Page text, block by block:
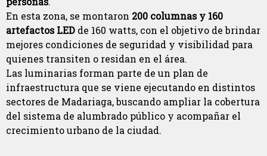
En esta zona, se montaron 200 columnas y 160
artefactos LED de 160 watts, con el objetivo de brindar
mejores condiciones de seguridad y visibilidad para
quienes transiten o residan en el área.
Las luminarias forman parte de un plan de
infraestructura que se viene ejecutando en distintos
sectores de Madariaga, buscando ampliar la cobertura
del sistema de alumbrado público y acompañar el
crecimiento urbano de la ciudad.